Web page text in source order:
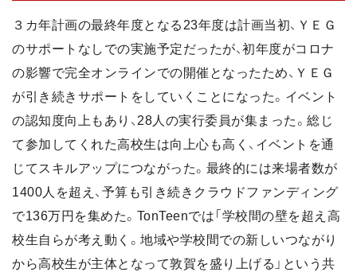
３カ年計画の最終年度となる23年度は計画当初、ＹＥＧ
のサポートなしでの実施予定だったが、初年度がコロナ
の影響で完全オンラインでの開催となったため、ＹＥＧ
が引き続きサポートをしていくことになった。イベント
の認知度向上もあり、28人の実行委員が集まった。総じ
て参加してくれた高校生は向上心も高く、イベントを通
じてスキルアップにつながった。最終的には来場者数が
1400人を超え、予算も引き続きクラウドファンディング
で136万円を集めた。TonTeenでは「学校間の壁を超え高
校生自らが考え動く。地域や学校間での新しいつながり
から高校生が主体となって敦賀を盛り上げる」という共